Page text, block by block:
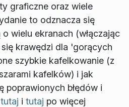
graficzne oraz wiele
to odznacza się
wielu ekranach (włączając
krawędzi dla 'gorących
szybkie kafelkowanie (z
kafelków) i jak
poprawionych błędów i
tutaj i tutaj po więcej